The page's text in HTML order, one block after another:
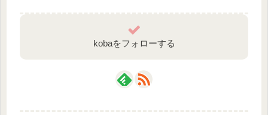
kobaをフォローする